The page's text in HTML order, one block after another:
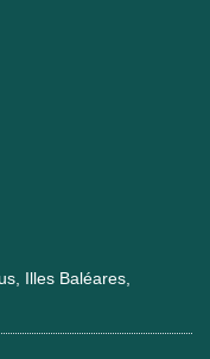
Illes Baléares,